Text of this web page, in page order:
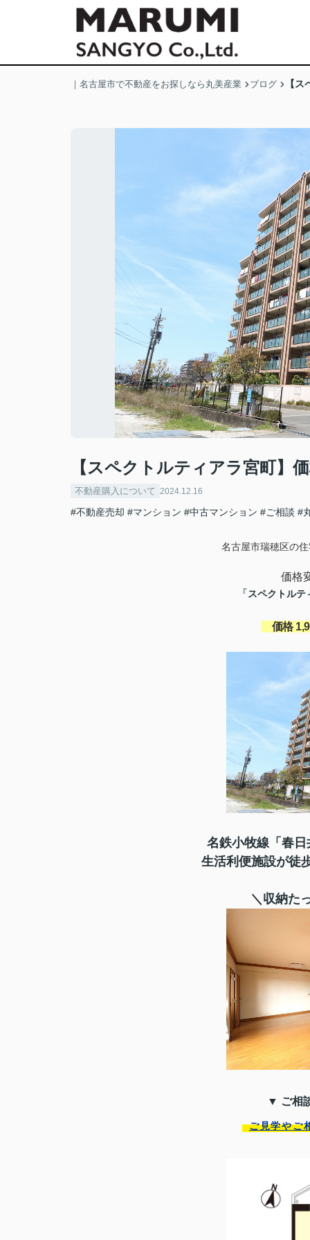
｜名古屋市で不動産をお探しなら丸美産業 ブログ 【
【スペクトルティアラ宮町】
不動産購入について 2024.12.16
#不動産売却 #マンション #中古マンション #ご相談 #
名古屋市瑞穂区の
価格
『スペクトルテ
価格 1
名鉄小牧線「春
生活利便施設が徒
＼収納た
▼ ご相
ご見学やご